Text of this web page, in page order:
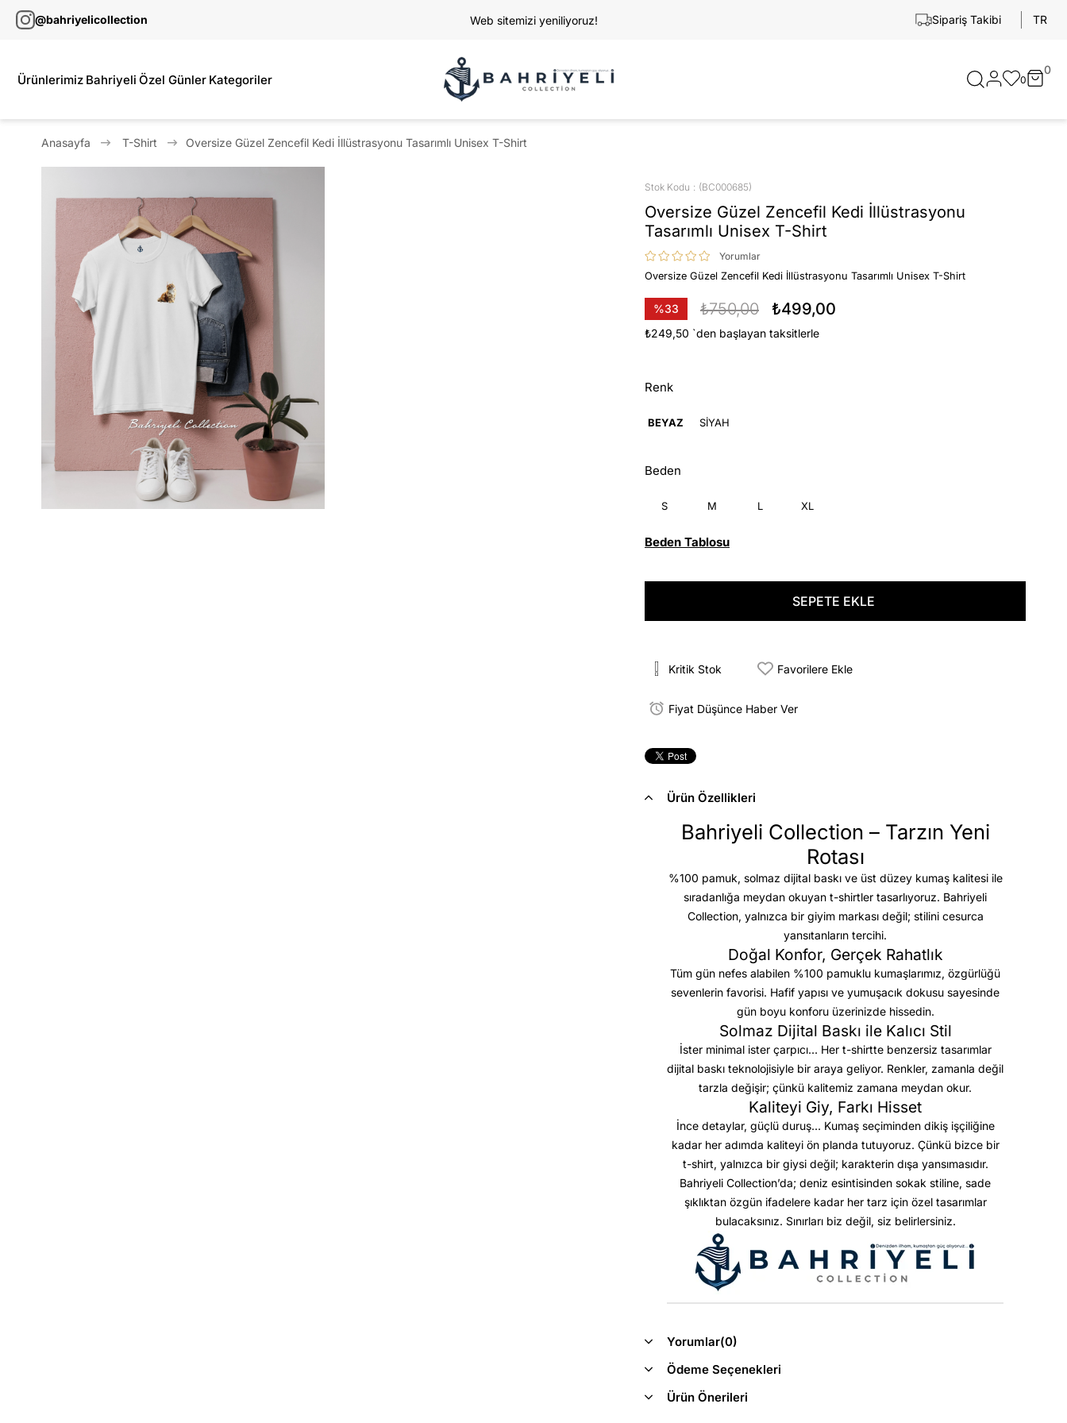
@bahriyelicollection Web sitemizi yeniliyoruz! Sipariş Takibi TR
Ürünlerimiz Bahriyeli Özel Günler Kategoriler 0
0
Anasayfa T-Shirt Oversize Güzel Zencefil Kedi İllüstrasyonu Tasarımlı Unisex T-Shirt
Stok Kodu (BC000685)
Oversize Güzel Zencefil Kedi İllüstrasyonu
Tasarımlı Unisex T-Shirt
Yorumlar
Oversize Güzel Zencefil Kedi İllüstrasyonu Tasarımlı Unisex T-Shirt
%33
İndirim
₺750,00 ₺499,00
₺249,50 `den başlayan taksitlerle
Renk
BEYAZ SİYAH
Beden
S M L XL
Beden Tablosu
Kritik Stok Favorilere Ekle
Fiyat Düşünce Haber Ver
Ürün Özellikleri
Bahriyeli Collection – Tarzın Yeni
Rotası
%100 pamuk, solmaz dijital baskı ve üst düzey kumaş kalitesiile
sıradanlığa meydan okuyan t-shirtler tasarlıyoruz. Bahriyeli
Collection, yalnızca bir giyim markası değil; stilini cesurca
yansıtanların tercihi.
Doğal Konfor, Gerçek Rahatlık
Tüm gün nefes alabilen %100 pamuklu kumaşlarımız, özgürlüğü
sevenlerin favorisi. Hafif yapısı ve yumuşacık dokusu sayesinde
gün boyu konforu üzerinizde hissedin.
Solmaz Dijital Baskı ile Kalıcı Stil
İster minimal ister çarpıcı… Her t-shirtte benzersiz tasarımlar
dijital baskı teknolojisiyle bir araya geliyor. Renkler, zamanla değil
tarzla değişir; çünkü kalitemiz zamana meydan okur.
Kaliteyi Giy, Farkı Hisset
İnce detaylar, güçlü duruş… Kumaş seçiminden dikiş işçiliğine
kadar her adımda kaliteyi ön planda tutuyoruz. Çünkü bizce bir
t-shirt, yalnızca bir giysi değil; karakterin dışa yansımasıdır.
Bahriyeli Collection’da; deniz esintisinden sokak stiline, sade
şıklıktan özgün ifadelere kadar her tarz için özel tasarımlar
bulacaksınız. Sınırları biz değil, siz belirlersiniz.
Yorumlar(0)
Ödeme Seçenekleri
Ürün Önerileri